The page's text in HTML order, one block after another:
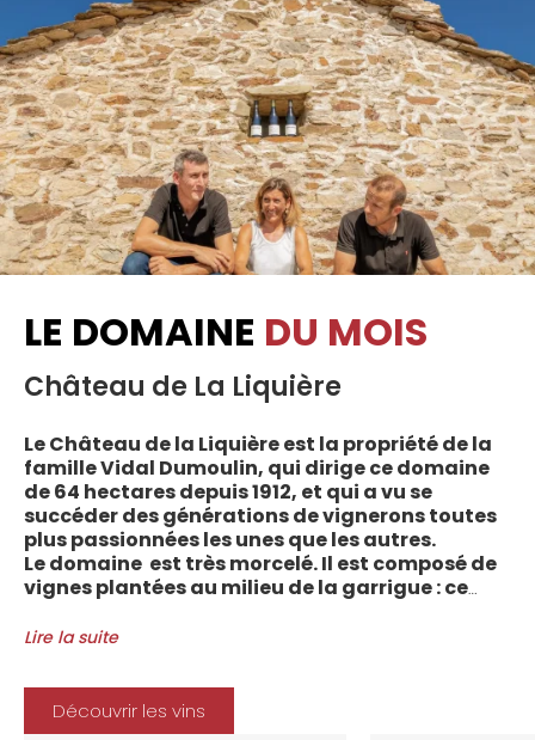
LE DOMAINE DU MOIS
Château de La Liquière
Le Château de la Liquière est la propriété de la
famille Vidal Dumoulin, qui dirige ce domaine
de 64 hectares depuis 1912, et qui a vu se
succéder des générations de vignerons toutes
plus passionnées les unes que les autres.
Le domaine est très morcelé. Il est composé de
vignes plantées au milieu de la garrigue : ce
entre les villages d’Autignac, Caussiniojouls,
l’Appellation. La grande majorité des parcelles,
sur sols de schistes, font face au sud, à la
Méditerranée.
Lire la suite
Découvrir les vins